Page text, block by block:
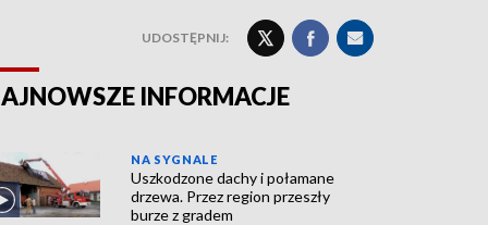
UDOSTĘPNIJ:
INFORMACJE
NA SYGNALE
Uszkodzone dachy i połamane
drzewa. Przez region przeszły
burze z gradem